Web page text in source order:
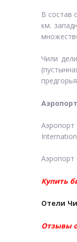
В состав
км.
Чили
Аэропорт
Купить
Отели
Отзывы